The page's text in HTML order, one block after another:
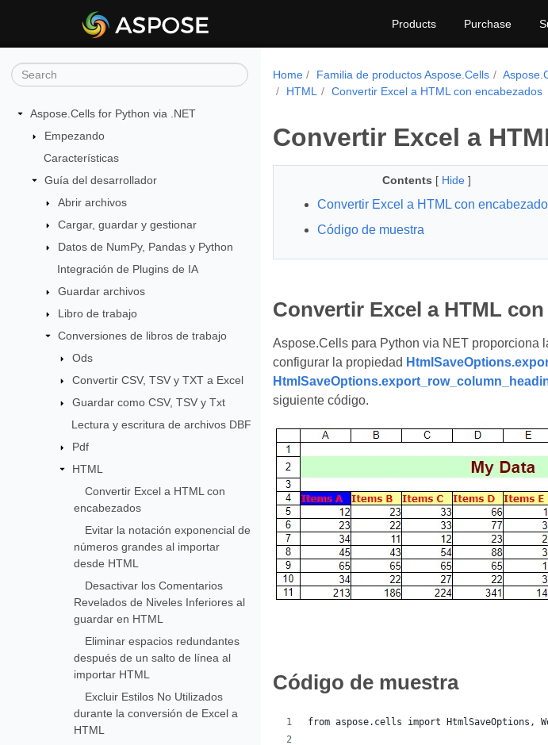
Products Purchase
Aspose.Cells for Python via .NET
Empezando
Características
Guía del desarrollador
Abrir archivos
Cargar, guardar y gestionar
Datos de NumPy, Pandas y Python
Integración de Plugins de IA
Guardar archivos
Libro de trabajo
Conversiones de libros de trabajo
Ods
Convertir CSV, TSV y TXT a Excel
Guardar como CSV, TSV y Txt
Lectura y escritura de archivos DBF
Pdf
HTML
Convertir Excel a HTML con
encabezados
Evitar la notación exponencial de
números grandes al importar
desde HTML
Desactivar los Comentarios
Revelados de Niveles Inferiores al
guardar en HTML
Eliminar espacios redundantes
después de un salto de línea al
importar HTML
Excluir Estilos No Utilizados
durante la conversión de Excel a
HTML
Home Familia de productos Aspose.Cells
HTML
Convertir Excel a HTML con encabezados
Convertir Excel a
Contents [ Hide ]
Convertir Excel a HTML con
Código de muestra
Convertir Excel a HTML
Aspose.Cells para Python via NET proporciona
configurar la propiedad
siguiente código.
Código de muestra
from aspose.cells import HtmlSaveOptions,